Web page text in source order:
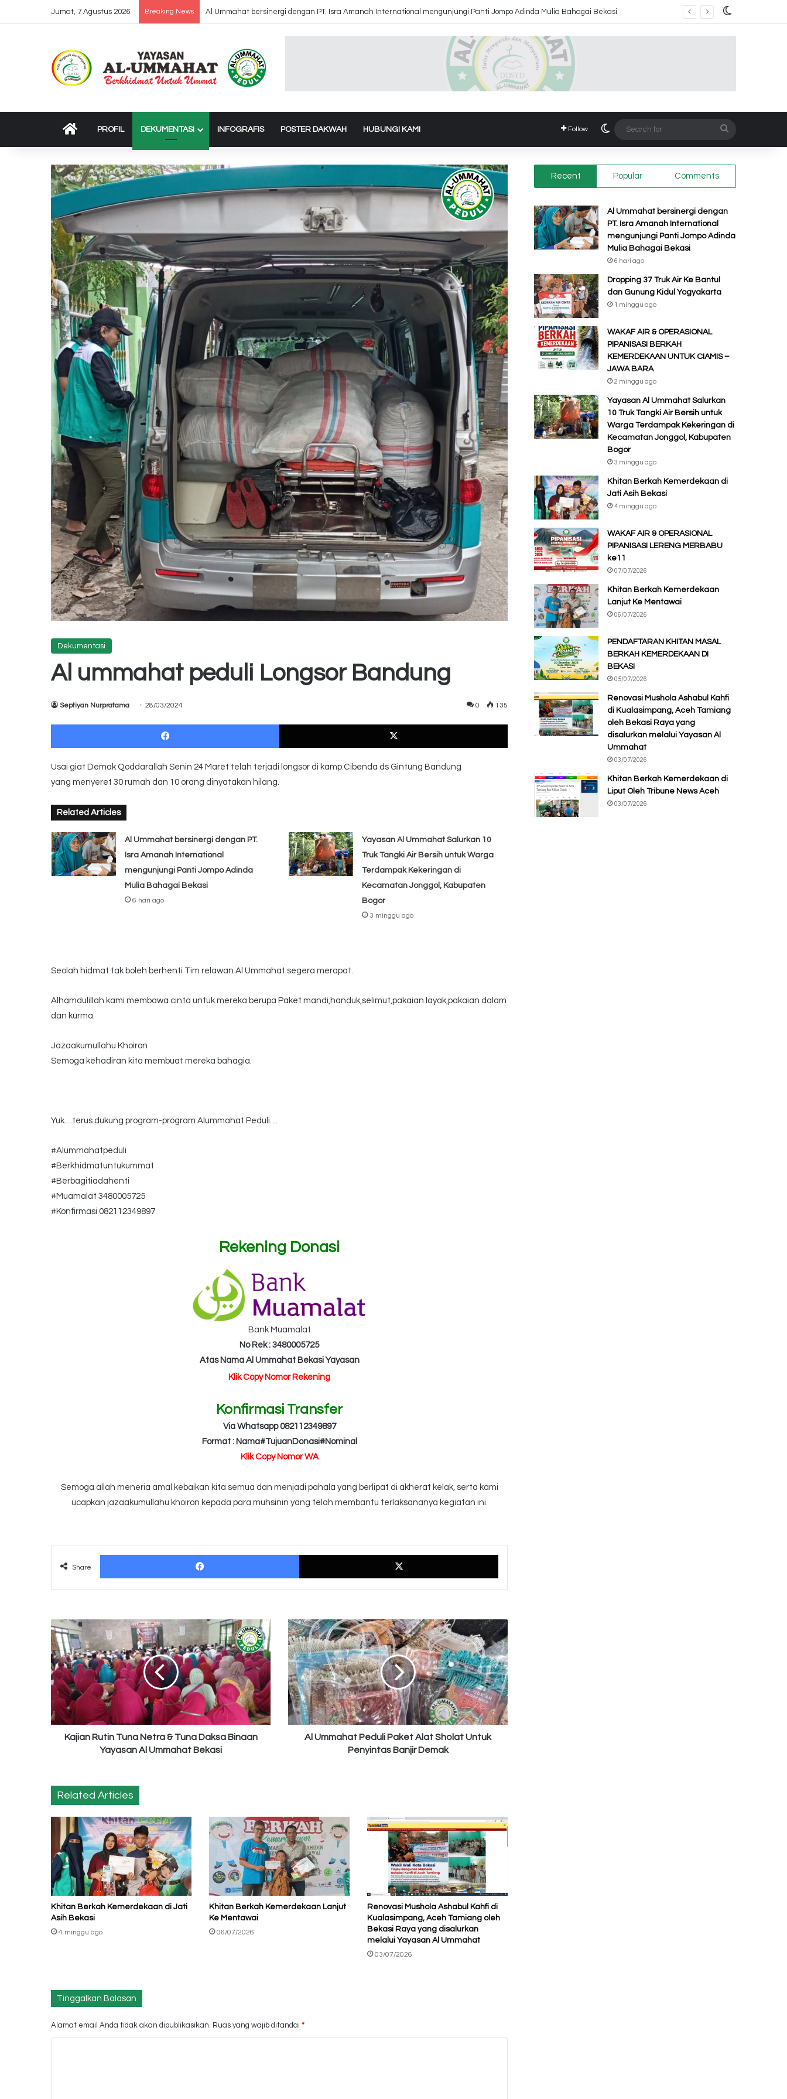
Jumat, 7 Agustus 2026 Breaking News Dropping 37 Truk Air Ke Bantul dan Gunung Kidul Yogyakarta
BERANDA
PROFIL DEKUMENTASI INFOGRAFIS POSTER DAKWAH HUBUNGI KAMI Follow Switch skin
for
Dekumentasi
Al ummahat peduli Longsor Bandung
Septiyan Nurpratama 28/03/2024 0 135
Facebook X
Usai giat Demak Qoddarallah Senin 24 Maret telah terjadi longsor di kamp.Cibenda ds Gintung Bandung
yang menyeret 30 rumah dan 10 orang dinyatakan hilang.
Related Articles
Al Ummahat bersinergi dengan PT.
Isra Amanah International
mengunjungi Panti Jompo Adinda
Mulia Bahagai Bekasi
6 hari ago
Yayasan Al Ummahat Salurkan 10
Truk Tangki Air Bersih untuk Warga
Terdampak Kekeringan di
Kecamatan Jonggol, Kabupaten
Bogor
3 minggu ago
Seolah hidmat tak boleh berhenti Tim relawan Al Ummahat segera merapat.
Alhamdulillah kami membawa cinta untuk mereka berupa Paket mandi,handuk,selimut,pakaian layak,pakaian dalam
dan kurma.
Jazaakumullahu Khoiron
Semoga kehadiran kita membuat mereka bahagia.
Yuk…terus dukung program-program Alummahat Peduli…
#Alummahatpeduli
#Berkhidmatuntukummat
#Berbagitiadahenti
#Muamalat 3480005725
#Konfirmasi 082112349897
Rekening Donasi
Bank Muamalat
No Rek : 3480005725
Atas Nama Al Ummahat Bekasi Yayasan
Klik Copy Nomor Rekening
Konfirmasi Transfer
Via Whatsapp 082112349897
Format : Nama#TujuanDonasi#Nominal
Klik Copy Nomor WA
Semoga allah meneria amal kebaikan kita semua dan menjadi pahala yang berlipat di akherat kelak, serta kami
ucapkan jazaakumullahu khoiron kepada para muhsinin yang telah membantu terlaksananya kegiatan ini.
Share
Facebook X
Kajian
Rutin
Tuna
Netra
&
Tuna
Daksa
Binaan
Yayasan
Kajian Rutin Tuna Netra & Tuna Daksa Binaan
Yayasan Al Ummahat Bekasi
Al
Ummahat
Peduli
Paket
Alat
Sholat
Untuk
Penyintas
Banjir
DemakAl Ummahat Peduli Paket Alat Sholat Untuk
Penyintas Banjir Demak
Related Articles
Khitan Berkah Kemerdekaan di Jati
Asih Bekasi
4 minggu ago
Khitan Berkah Kemerdekaan Lanjut
Ke Mentawai
06/07/2026
Renovasi Mushola Ashabul Kahfi di
Kualasimpang, Aceh Tamiang oleh
Bekasi Raya yang disalurkan
melalui Yayasan Al Ummahat
03/07/2026
Tinggalkan Balasan
Alamat email Anda tidak akan dipublikasikan. Ruas yang wajib ditandai *
Recent Popular Comments
Al Ummahat bersinergi dengan
PT. Isra Amanah International
mengunjungi Panti Jompo Adinda
Mulia Bahagai Bekasi
6 hari ago
Dropping 37 Truk Air Ke Bantul
dan Gunung Kidul Yogyakarta
1 minggu ago
WAKAF AIR & OPERASIONAL
PIPANISASI BERKAH
KEMERDEKAAN UNTUK CIAMIS –
JAWA BARA
2 minggu ago
Yayasan Al Ummahat Salurkan
10 Truk Tangki Air Bersih untuk
Warga Terdampak Kekeringan di
Kecamatan Jonggol, Kabupaten
Bogor
3 minggu ago
Khitan Berkah Kemerdekaan di
Jati Asih Bekasi
4 minggu ago
WAKAF AIR & OPERASIONAL
PIPANISASI LERENG MERBABU
ke11
07/07/2026
Khitan Berkah Kemerdekaan
Lanjut Ke Mentawai
06/07/2026
PENDAFTARAN KHITAN MASAL
BERKAH KEMERDEKAAN DI
BEKASI
05/07/2026
Renovasi Mushola Ashabul Kahfi
di Kualasimpang, Aceh Tamiang
oleh Bekasi Raya yang
disalurkan melalui Yayasan Al
Ummahat
03/07/2026
Khitan Berkah Kemerdekaan di
Liput Oleh Tribune News Aceh
03/07/2026